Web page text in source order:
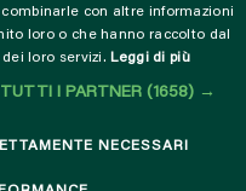
con altre informazioni
loro o che hanno raccolto dal
loro servizi. Leggi di più
I PARTNER (1658) →
NECESSARI